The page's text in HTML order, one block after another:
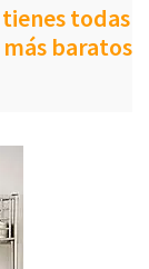
todas
baratos